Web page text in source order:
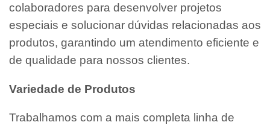
colaboradores para desenvolver projetos
especiais e solucionar dúvidas relacionadas aos
produtos, garantindo um atendimento eficiente e
de qualidade para nossos clientes.
Variedade de Produtos
Trabalhamos com a mais completa linha de